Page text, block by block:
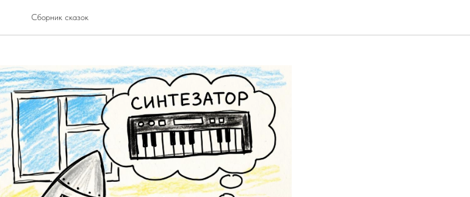
Сборник сказок